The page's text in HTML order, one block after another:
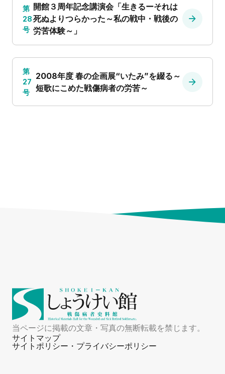
第
28
号
開館３周年記念講演会「生きるーそれは
死ぬよりつらかった～私の戦中・戦後の
労苦体験～」
第
27
号
2008年度 春の企画展“いたみ”を綴る～
短歌にこめた戦傷病者の労苦～
当ページに掲載の文章・写真の無断転載を禁じます。
サイトマップ
サイトポリシー・プライバシーポリシー